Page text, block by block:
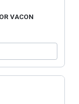
VACON